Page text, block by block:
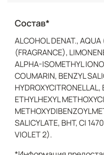
Состав*
ALCOHOL DENAT.,
(FRAGRANCE),
ALPHA-ISOMETHYL
COUMARIN, BENZYL
HYDROXYCITRONELLAL,
ETHYLHEXYL
SALICYLATE, BHT, CI
VIOLET 2).